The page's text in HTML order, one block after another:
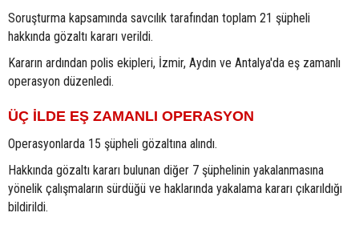
Soruşturma kapsamında savcılık tarafından toplam 21 şüpheli
hakkında gözaltı kararı verildi.
Kararın ardından polis ekipleri, İzmir, Aydın ve Antalya'da eş zamanlı
operasyon düzenledi.
ÜÇ İLDE EŞ ZAMANLI OPERASYON
Operasyonlarda 15 şüpheli gözaltına alındı.
Hakkında gözaltı kararı bulunan diğer 7 şüphelinin yakalanmasına
yönelik çalışmaların sürdüğü ve haklarında yakalama kararı çıkarıldığı
bildirildi.